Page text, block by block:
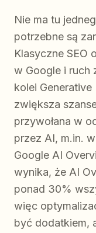
Nie ma tu
potrzebne są
Klasyczne SEO
w Google i ruch
kolei Generative
zwiększa
przywołana w
przez AI, m.in.
Google AI
wynika, że AI
ponad 30%
więc
być dodatkiem,